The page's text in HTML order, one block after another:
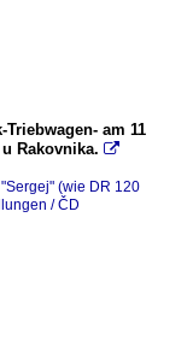
am 11
Rakovnika. 
(wie DR 120
/ ČD